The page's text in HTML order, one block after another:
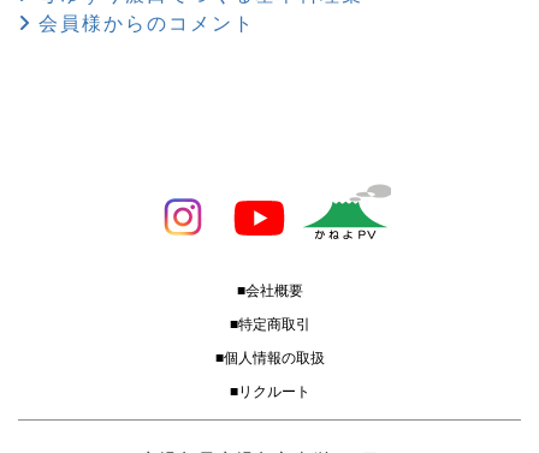
会員様からのコメント
■会社概要
■特定商取引
■個人情報の取扱
■リクルート